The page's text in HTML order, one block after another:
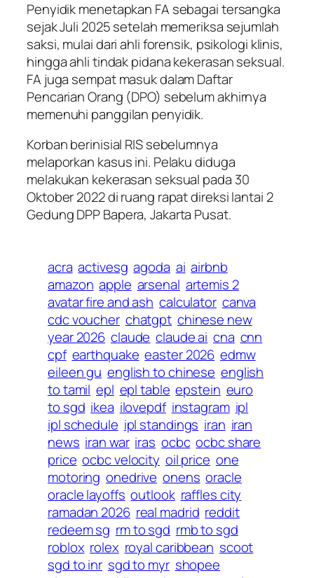
Penyidik menetapkan FA sebagai tersangka
sejak Juli 2025 setelah memeriksa sejumlah
saksi, mulai dari ahli forensik, psikologi klinis,
hingga ahli tindak pidana kekerasan seksual.
FA juga sempat masuk dalam Daftar
Pencarian Orang (DPO) sebelum akhirnya
memenuhi panggilan penyidik.
Korban berinisial RIS sebelumnya
melaporkan kasus ini. Pelaku diduga
melakukan kekerasan seksual pada 30
Oktober 2022 di ruang rapat direksi lantai 2
Gedung DPP Bapera, Jakarta Pusat.
acra activesg agoda ai airbnb
amazon apple arsenal artemis 2
avatar fire and ash calculator canva
cdc voucher chatgpt chinese new
year 2026 claude claude ai cna cnn
cpf earthquake easter 2026 edmw
eileen gu english to chinese english
to tamil epl epl table epstein euro
to sgd ikea ilovepdf instagram ipl
ipl schedule ipl standings iran iran
news iran war iras ocbc ocbc share
price ocbc velocity oil price one
motoring onedrive onens oracle
oracle layoffs outlook raffles city
ramadan 2026 real madrid reddit
redeem sg rm to sgd rmb to sgd
roblox rolex royal caribbean scoot
sgd to inr sgd to myr shopee